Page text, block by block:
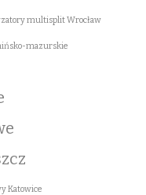
multisplit Wrocław
mazurskie
Katowice